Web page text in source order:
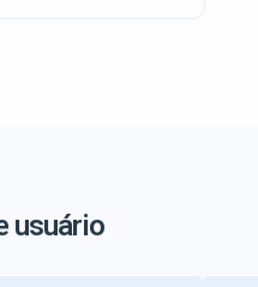
usuário